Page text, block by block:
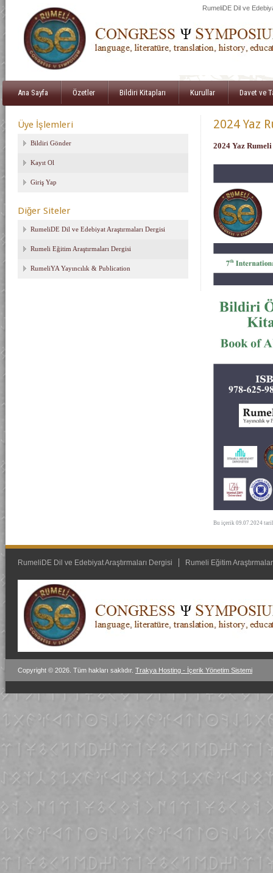
RumeliDE Dil ve
Ana Sayfa Özetler Bildiri Kitapları Kurullar Davet ve
Üye İşlemleri
Bildiri Gönder
Kayıt Ol
Giriş Yap
Diğer Siteler
RumeliDE Dil ve Edebiyat Araştırmaları Dergisi
Rumeli Eğitim Araştırmaları Dergisi
RumeliYA Yayıncılık & Publication
2024 Yaz
2024 Yaz
Bu içerik 09.07.2024
RumeliDE Dil ve Edebiyat Araştırmaları Dergisi Rumeli Eğitim
Copyright © 2026. Tüm hakları saklıdır. Trakya Hosting - İçerik Yönetim Sistemi